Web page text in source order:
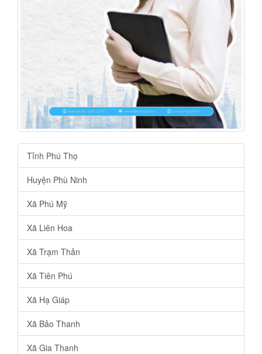
Tỉnh Phú Thọ
Huyện Phù Ninh
Xã Phú Mỹ
Xã Liên Hoa
Xã Trạm Thản
Xã Tiên Phú
Xã Hạ Giáp
Xã Bảo Thanh
Xã Gia Thanh